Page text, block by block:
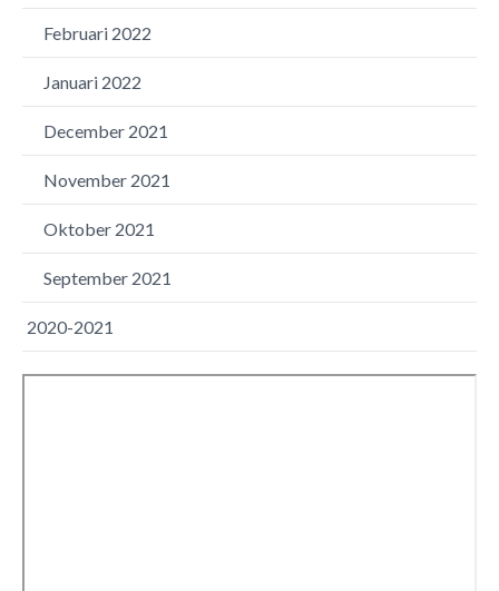
Februari 2022
Januari 2022
December 2021
November 2021
Oktober 2021
September 2021
2020-2021